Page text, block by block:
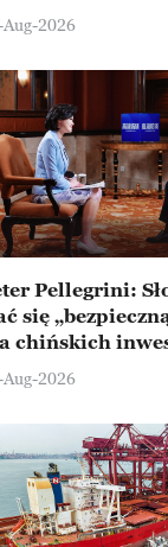
2026
Pellegrini:
się
chińskich
2026